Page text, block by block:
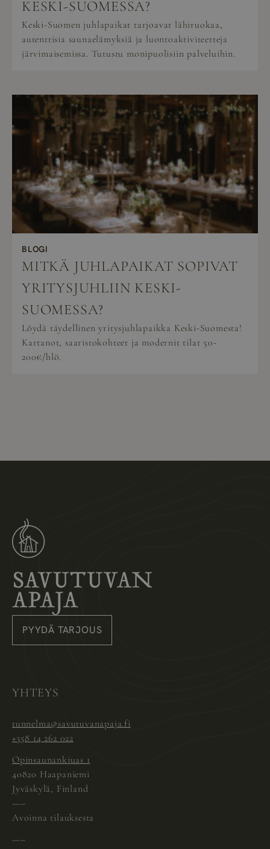
KESKI-SUOMESSA?
Keski-Suomen juhlapaikat tarjoavat lähiruokaa,
autenttisia saunaelämyksiä ja luontoaktiviteetteja
järvimaisemissa. Tutustu monipuolisiin palveluihin.
BLOGI
MITKÄ JUHLAPAIKAT SOPIVAT
YRITYSJUHLIIN KESKI-
SUOMESSA?
Löydä täydellinen yritysjuhlapaikka Keski-Suomesta!
Kartanot, saaristokohteet ja modernit tilat 50-
200€/hlö.
PYYDÄ TARJOUS
YHTEYS
tunnelma@savutuvanapaja.fi
+358 14 262 022
Opinsaunankiuas 1
40820 Haapaniemi
Jyväskylä, Finland
—–
Avoinna tilauksesta
—–